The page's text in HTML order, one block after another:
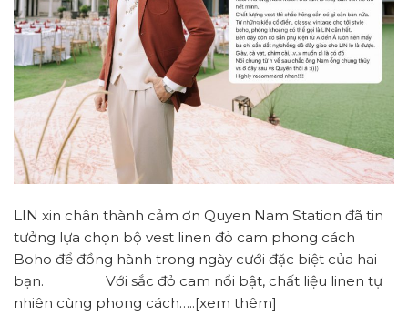
LIN xin chân thành cảm ơn Quyen Nam Station đã tin
tưởng lựa chọn bộ vest linen đỏ cam phong cách
Boho để đồng hành trong ngày cưới đặc biệt của hai
bạn. Với sắc đỏ cam nổi bật, chất liệu linen tự
nhiên cùng phong cách…..[xem thêm]